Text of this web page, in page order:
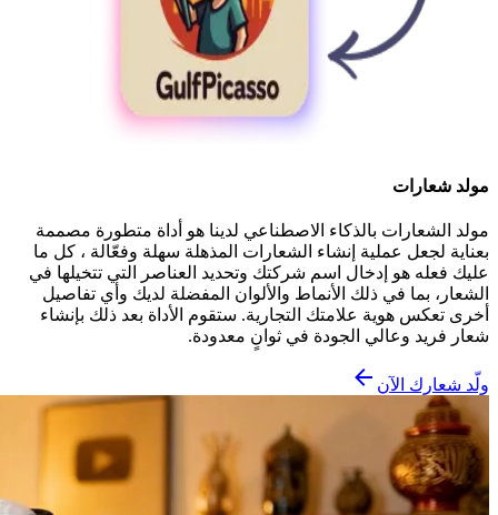
مولد شعارات
مولد الشعارات بالذكاء الاصطناعي لدينا هو أداة متطورة مصممة
بعناية لجعل عملية إنشاء الشعارات المذهلة سهلة وفعّالة ، كل ما
عليك فعله هو إدخال اسم شركتك وتحديد العناصر التي تتخيلها في
الشعار، بما في ذلك الأنماط والألوان المفضلة لديك وأي تفاصيل
أخرى تعكس هوية علامتك التجارية. ستقوم الأداة بعد ذلك بإنشاء
شعار فريد وعالي الجودة في ثوانٍ معدودة.
ولّد شعارك الآن